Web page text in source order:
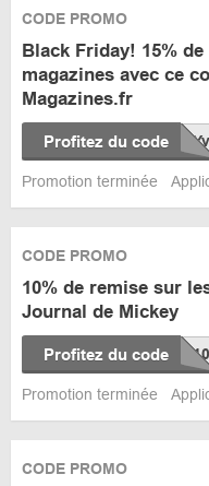
CODE PROMO
Black Friday! 15%
magazines avec ce
Magazines.fr
Profitez du code
Promotion terminée
CODE PROMO
10% de remise sur
Journal de Mickey
Profitez du code
Promotion terminée
CODE PROMO